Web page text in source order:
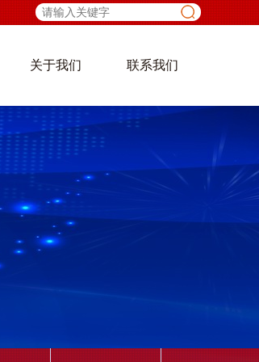
关于我们 联系我们